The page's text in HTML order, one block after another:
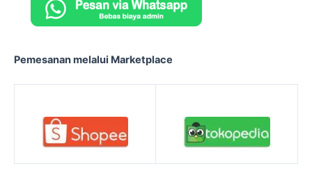
Pemesanan melalui Marketplace